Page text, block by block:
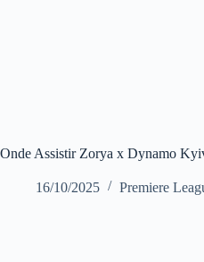
Onde Assistir Zorya x Dynamo
16/10/2025 Premiere